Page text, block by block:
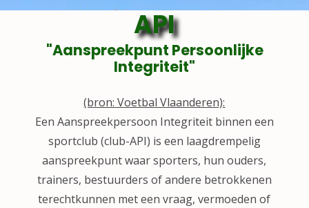
API
"Aanspreekpunt Persoonlijke
Integriteit"
(bron: Voetbal Vlaanderen):
Een Aanspreekpersoon Integriteit binnen een
sportclub (club-API) is een laagdrempelig
aanspreekpunt waar sporters, hun ouders,
trainers, bestuurders of andere betrokkenen
terechtkunnen met een vraag, vermoeden of